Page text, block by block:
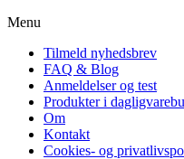
Menu
Tilmeld nyhedsbrev
FAQ & Blog
Anmeldelser og test
Produkter i
Om
Kontakt
Cookies- og